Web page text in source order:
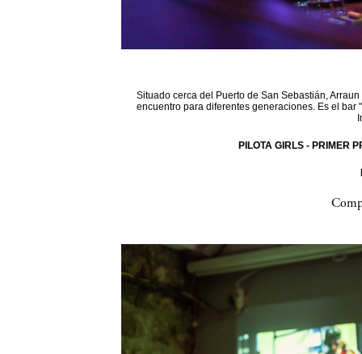
Situado cerca del Puerto de San Sebastián,
encuentro para diferentes generaciones. Es el
PILOTA GIRLS - PRIMER